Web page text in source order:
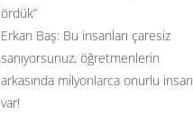
ördük”
Erkan Baş: Bu insanları çaresiz
sanıyorsunuz, öğretmenlerin
arkasında milyonlarca onurlu insan
var!